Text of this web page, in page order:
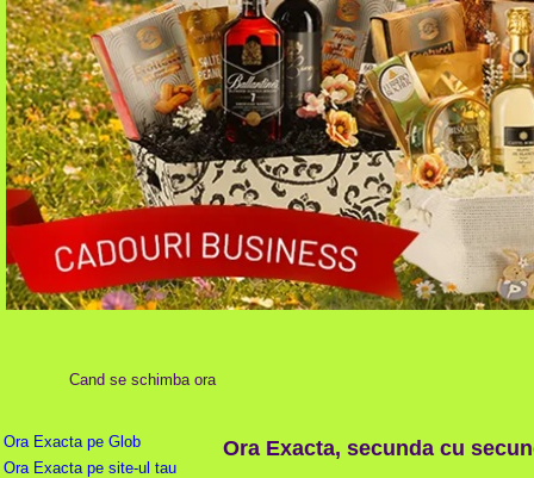
Cand se schimba ora
Ora Exacta pe Glob
Ora Exacta pe site-ul tau
Ora Exacta, secunda cu